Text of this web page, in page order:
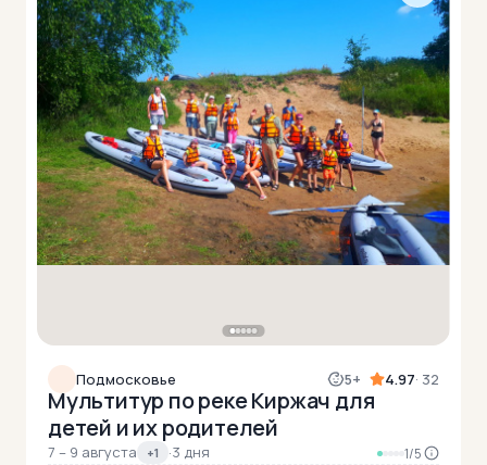
Подмосковье 5+ 4.97· 32
Мультитур по реке Киржач для
детей и их родителей
7 – 9 августа +1 ·3 дня 1/5